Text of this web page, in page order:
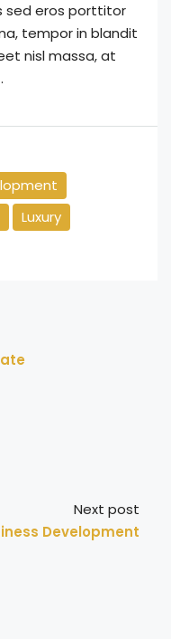
sed eros porttitor
tempor in blandit
nisl massa, at
Luxury
Next post
Development